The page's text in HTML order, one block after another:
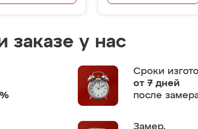
заказе у нас
Сроки
от 7 дней
после
Замер,